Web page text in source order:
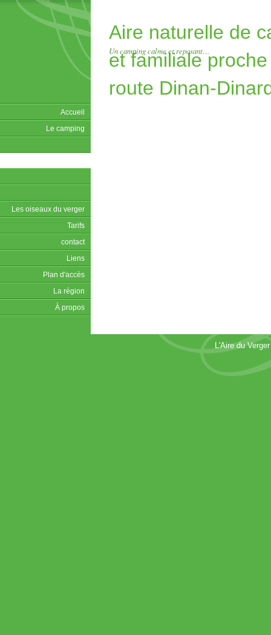
Aire naturelle de
et familiale
route Dinan-
Un camping calme et reposant…
Accueil
Le camping
Les oiseaux du verger
Tarifs
contact
Liens
Plan d'accès
La région
À propos
L'Aire du